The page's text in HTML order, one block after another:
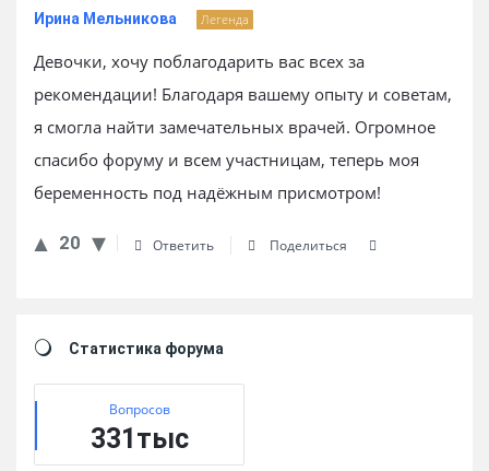
Ирина Мельникова Легенда
Девочки, хочу поблагодарить вас всех за
рекомендации! Благодаря вашему опыту и советам,
я смогла найти замечательных врачей. Огромное
спасибо форуму и всем участницам, теперь моя
беременность под надёжным присмотром!
20 Ответить Поделиться
Статистика форума
Вопросов
331тыс